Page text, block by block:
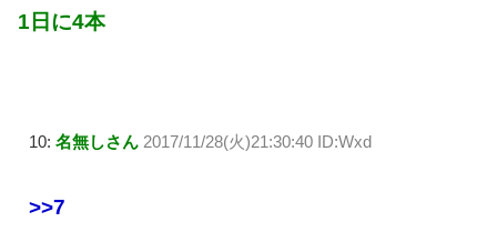
1日に4本
10: 名無しさん 2017/11/28(火)21:30:40 ID:Wxd
>>7